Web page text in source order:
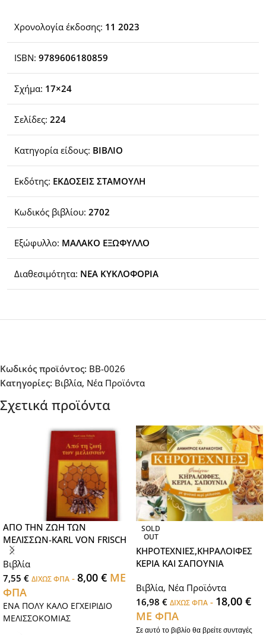
Χρονολογία έκδοσης: 11 2023
ISBN: 9789606180859
Σχήμα: 17×24
Σελίδες: 224
Κατηγορία είδους: ΒΙΒΛΙΟ
Εκδότης: ΕΚΔΟΣΕΙΣ ΣΤΑΜΟΥΛΗ
Κωδικός βιβλίου: 2702
Εξώφυλλο: ΜΑΛΑΚΟ ΕΞΩΦΥΛΛΟ
Διαθεσιμότητα: ΝΕΑ ΚΥΚΛΟΦΟΡΙΑ
Κωδικός προϊόντος: BB-0026
Κατηγορίες: Βιβλία, Νέα Προϊόντα
Σχετικά προϊόντα
ΑΠΟ ΤΗΝ ΖΩΗ ΤΩΝ
ΜΕΛΙΣΣΩΝ-KARL VON FRISCH
Βιβλία
7,55 € ΔΙΧΩΣ ΦΠΑ - 8,00 € ΜΕ
ΦΠΑ
ΕΝΑ ΠΟΛΥ ΚΑΛΟ ΕΓΧΕΙΡΙΔΙΟ
ΜΕΛΙΣΣΟΚΟΜΙΑΣ
SOLD
OUT
ΚΗΡΟΤΕΧΝΙΕΣ,ΚΗΡΑΛΟΙΦΕΣ
ΚΕΡΙΑ ΚΑΙ ΣΑΠΟΥΝΙΑ
Βιβλία, Νέα Προϊόντα
16,98 € ΔΙΧΩΣ ΦΠΑ - 18,00 €
ΜΕ ΦΠΑ
Σε αυτό το βιβλίο θα βρείτε συνταγές